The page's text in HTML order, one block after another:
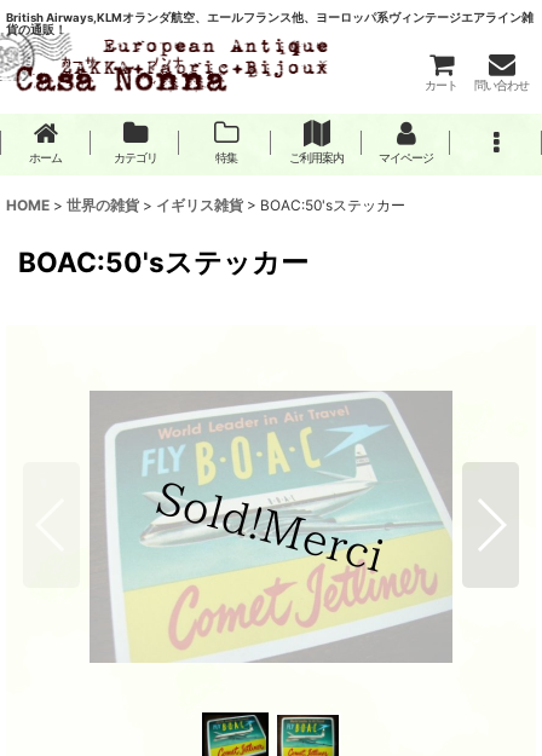
British Airways,KLMオランダ航空、エールフランス他、ヨーロッパ系ヴィンテージエアライン雑
貨の通販！
カート 問い合わせ
ホーム カテゴリ 特集 ご利用案内 マイページ
HOME > 世界の雑貨 > イギリス雑貨 > BOAC:50'sステッカー
BOAC:50'sステッカー